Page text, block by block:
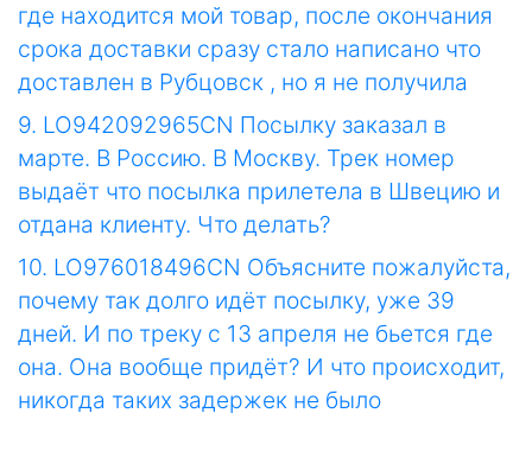
где находится мой товар, после окончания
срока доставки сразу стало написано что
доставлен в Рубцовск , но я не получила
9. LO942092965CN Посылку заказал в
марте. В Россию. В Москву. Трек номер
выдаёт что посылка прилетела в Швецию и
отдана клиенту. Что делать?
10. LO976018496CN Объясните пожалуйста,
почему так долго идёт посылку, уже 39
дней. И по треку с 13 апреля не бьется где
она. Она вообще придёт? И что происходит,
никогда таких задержек не было